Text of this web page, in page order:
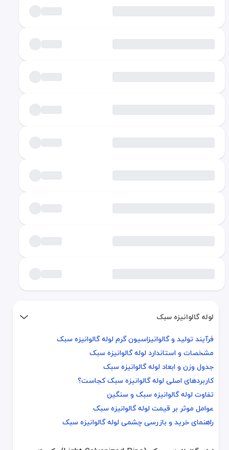
لوله گالوانیزه سبک
فرآیند تولید و گالوانیزاسیون گرم لوله گالوانیزه سبک
مشخصات و استاندارد لوله گالوانیزه سبک
جدول وزن و ابعاد لوله گالوانیزه سبک
کاربردهای اصلی لوله گالوانیزه سبک کجاست؟
تفاوت لوله گالوانیزه سبک و سنگین
عوامل موثر بر قیمت لوله گالوانیزه سبک
راهنمای خرید و بازرسی چشمی لوله گالوانیزه سبک
فرآیند تولید و گالوانیزاسیون گرم لوله گالوانیزه سبک
مشخصات و استاندارد لوله گالوانیزه سبک
جدول وزن و ابعاد لوله گالوانیزه سبک
کاربردهای اصلی لوله گالوانیزه سبک کجاست؟
تفاوت لوله گالوانیزه سبک و سنگین
عوامل موثر بر قیمت لوله گالوانیزه سبک
راهنمای خرید و بازرسی چشمی لوله گالوانیزه سبک